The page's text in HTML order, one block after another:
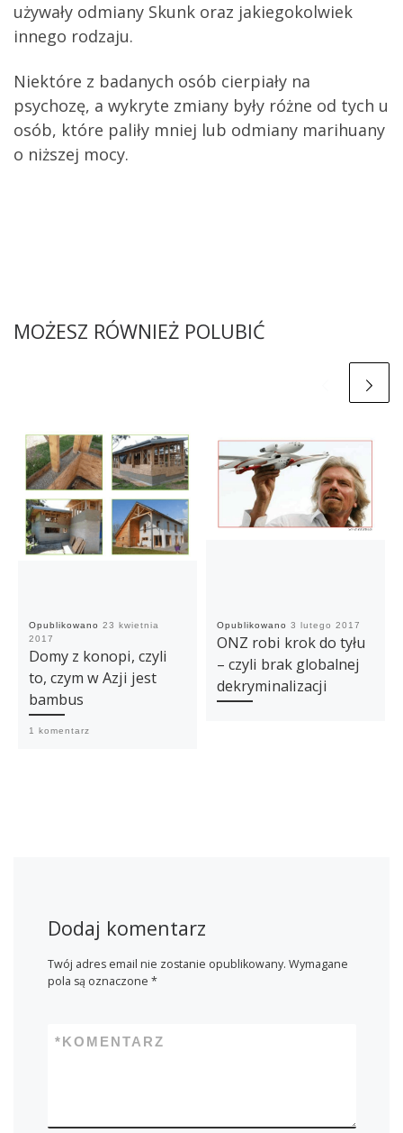
używały odmiany Skunk oraz jakiegokolwiek
innego rodzaju.
Niektóre z badanych osób cierpiały na
psychozę, a wykryte zmiany były różne od tych u
osób, które paliły mniej lub odmiany marihuany
o niższej mocy.
MOŻESZ RÓWNIEŻ POLUBIĆ
Opublikowano 23 kwietnia
2017
Domy z konopi, czyli
to, czym w Azji jest
bambus
1 komentarz
Opublikowano 3 lutego 2017
ONZ robi krok do tyłu
– czyli brak globalnej
dekryminalizacji
Dodaj komentarz
Twój adres email nie zostanie opublikowany. Wymagane
pola są oznaczone *
KOMENTARZ
*